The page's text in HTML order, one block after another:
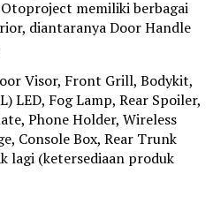
memiliki berbagai
diantaranya Door Handle
Visor, Front Grill, Bodykit,
LED, Fog Lamp, Rear Spoiler,
Phone Holder, Wireless
Console Box, Rear Trunk
lagi (ketersediaan produk